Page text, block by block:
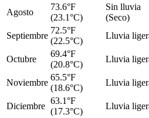
Agosto
73.6°F
(23.1°C)
Sin lluvia
(Seco)
Septiembre
72.5°F
(22.5°C)
Lluvia
Octubre
69.4°F
(20.8°C)
Lluvia
Noviembre
65.5°F
(18.6°C)
Lluvia
Diciembre
63.1°F
(17.3°C)
Lluvia